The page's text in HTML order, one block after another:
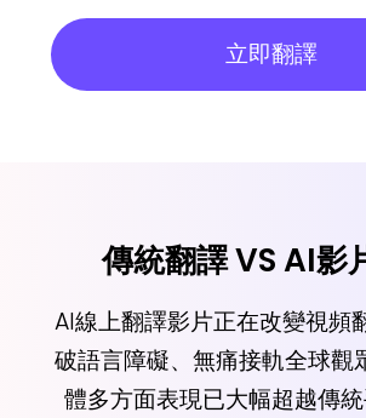
立即翻譯
傳統翻譯 VS AI影
AI線上翻譯影片正在改變視頻
破語言障礙、無痛接軌全球觀
體多方面表現已大幅超越傳統